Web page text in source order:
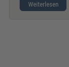
Weiterlesen